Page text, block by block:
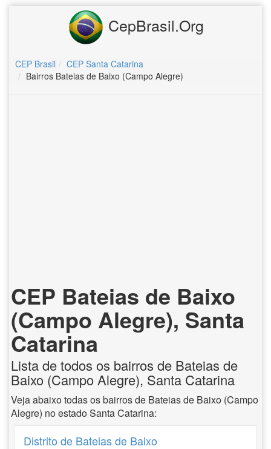
CepBrasil.Org
CEP Brasil
CEP Santa Catarina
Bairros Bateias de Baixo (Campo Alegre)
CEP Bateias de Baixo
(Campo Alegre), Santa
Catarina
Lista de todos os bairros de Bateias de
Baixo (Campo Alegre), Santa Catarina
Veja abaixo todas os bairros de Bateias de Baixo (Campo
Alegre) no estado Santa Catarina:
Distrito de Bateias de Baixo